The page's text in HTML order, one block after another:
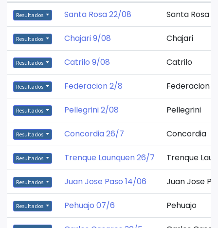
Resultados Santa Rosa 22/08 Santa Rosa
Resultados Chajari 9/08 Chajari
Resultados Catrilo 9/08 Catrilo
Resultados Federacion 2/8 Federacion
Resultados Pellegrini 2/08 Pellegrini
Resultados Concordia 26/7 Concordia
Resultados Trenque Launquen 26/7 Trenque
Resultados Juan Jose Paso 14/06 Juan Jose
Resultados Pehuajo 07/6 Pehuajo